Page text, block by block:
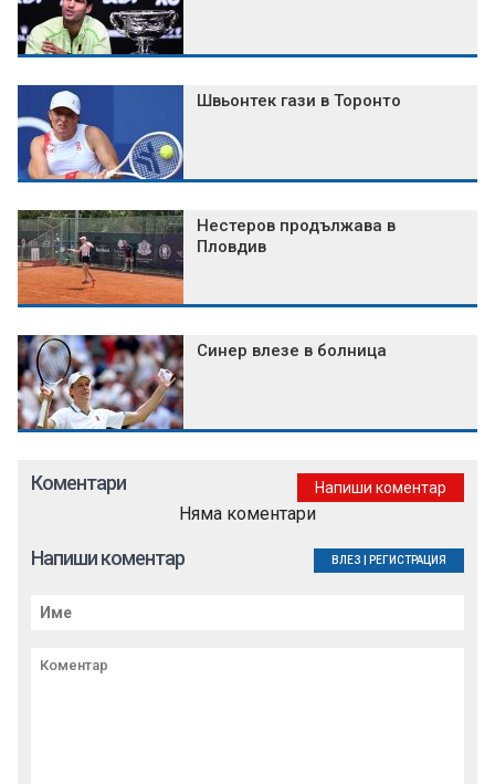
Швьонтек гази в Торонто
Нестеров продължава в
Пловдив
Синер влезе в болница
Коментари Напиши коментар
Няма коментари
Напиши коментар ВЛЕЗ РЕГИСТРАЦИЯ